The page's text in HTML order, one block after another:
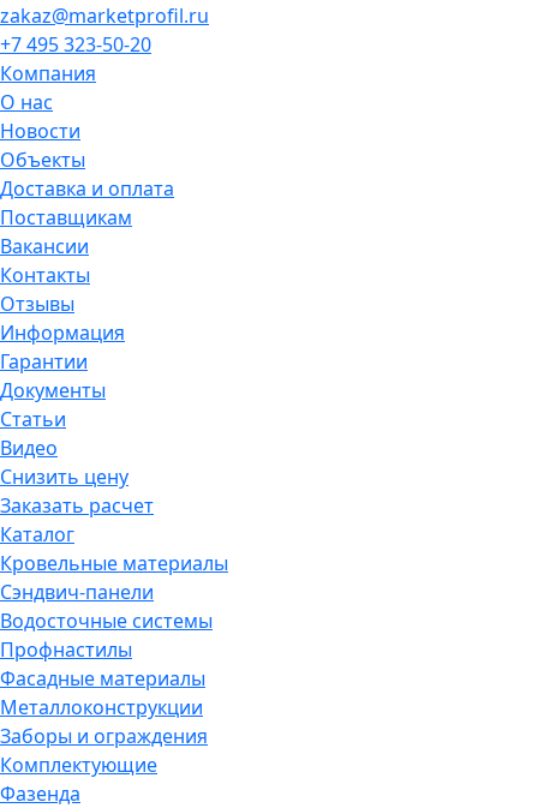
zakaz@marketprofil.ru
+7 495 323-50-20
Компания
О нас
Новости
Объекты
Доставка и оплата
Поставщикам
Вакансии
Контакты
Отзывы
Информация
Гарантии
Документы
Статьи
Видео
Снизить цену
Заказать расчет
Каталог
Кровельные материалы
Сэндвич-панели
Водосточные системы
Профнастилы
Фасадные материалы
Металлоконструкции
Заборы и ограждения
Комплектующие
Фазенда